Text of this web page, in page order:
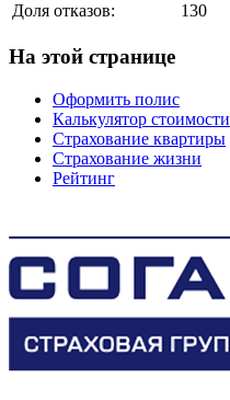
Доля отказов:
130
На этой странице
Оформить полис
Калькулятор стоимости
Страхование квартиры
Страхование жизни
Рейтинг